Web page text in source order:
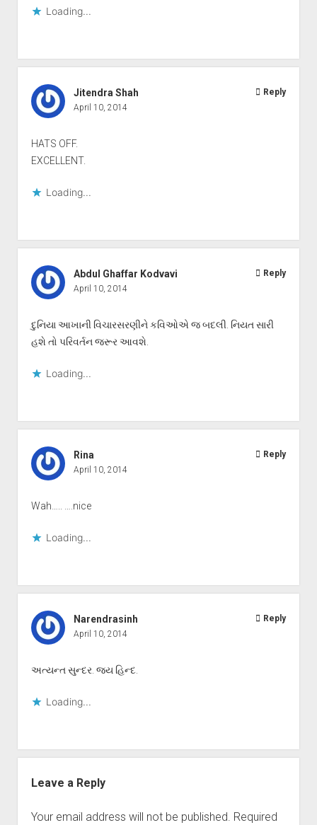
Loading...
Jitendra Shah
April 10, 2014
HATS OFF.
EXCELLENT.
Loading...
Reply
Abdul Ghaffar Kodvavi
April 10, 2014
દુનિયા આખાની વિચારસરણીને કવિઓએ જ બદલી. નિયત સારી
હશે તો પરિવર્તન જરૂર આવશે.
Loading...
Reply
Rina
April 10, 2014
Wah….. ….nice
Loading...
Reply
Narendrasinh
April 10, 2014
અત્યન્ત સુન્દર. જય હિન્દ.
Loading...
Reply
Leave a Reply
Your email address will not be published. Required